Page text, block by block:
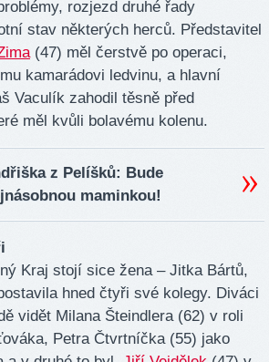
rozjezd druhé řady
stav některých herců. Představitel
(47) měl čerstvě po operaci,
kamarádovi ledvinu, a hlavní
Vaculík zahodil těsně před
měl kvůli bolavému kolenu.
z Pelíšků: Bude
maminkou!
Kraj stojí sice žena – Jitka Bártů,
hned čtyři své kolegy. Diváci
vidět Milana Šteindlera (62) v roli
Petra Čtvrtníčka (55) jako